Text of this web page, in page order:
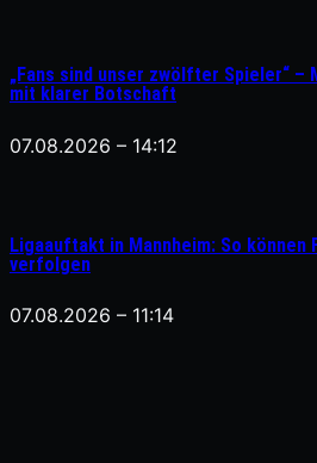
„Fans sind unser zwölfter Spieler“
mit klarer Botschaft
07.08.2026 – 14:12
Ligaauftakt in Mannheim: So können
verfolgen
07.08.2026 – 11:14